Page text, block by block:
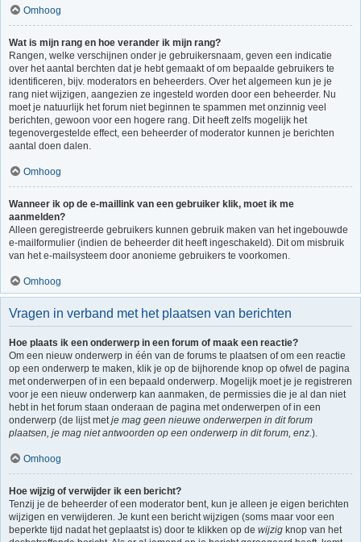
Omhoog
Wat is mijn rang en hoe verander ik mijn rang?
Rangen, welke verschijnen onder je gebruikersnaam, geven een indicatie
over het aantal berchten dat je hebt gemaakt of om bepaalde gebruikers te
identificeren, bijv. moderators en beheerders. Over het algemeen kun je je
rang niet wijzigen, aangezien ze ingesteld worden door een beheerder. Nu
moet je natuurlijk het forum niet beginnen te spammen met onzinnig veel
berichten, gewoon voor een hogere rang. Dit heeft zelfs mogelijk het
tegenovergestelde effect, een beheerder of moderator kunnen je berichten
aantal doen dalen.
Omhoog
Wanneer ik op de e-maillink van een gebruiker klik, moet ik me
aanmelden?
Alleen geregistreerde gebruikers kunnen gebruik maken van het ingebouwde
e-mailformulier (indien de beheerder dit heeft ingeschakeld). Dit om misbruik
van het e-mailsysteem door anonieme gebruikers te voorkomen.
Omhoog
Vragen in verband met het plaatsen van berichten
Hoe plaats ik een onderwerp in een forum of maak een reactie?
Om een nieuw onderwerp in één van de forums te plaatsen of om een reactie
op een onderwerp te maken, klik je op de bijhorende knop op ofwel de pagina
met onderwerpen of in een bepaald onderwerp. Mogelijk moet je je registreren
voor je een nieuw onderwerp kan aanmaken, de permissies die je al dan niet
hebt in het forum staan onderaan de pagina met onderwerpen of in een
onderwerp (de lijst metje mag geen nieuwe onderwerpen in dit forum
plaatsen, je mag niet antwoorden op een onderwerp in dit forum, enz.).
Omhoog
Hoe wijzig of verwijder ik een bericht?
Tenzij je de beheerder of een moderator bent, kun je alleen je eigen berichten
wijzigen en verwijderen. Je kunt een bericht wijzigen (soms maar voor een
beperkte tijd nadat het geplaatst is) door te klikken op de wijzig knop van het